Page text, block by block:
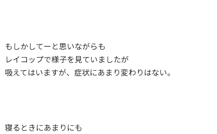
もしかしてーと思いながらも
レイコップで様子を見ていましたが
吸えてはいますが、症状にあまり変わりはない。
寝るときにあまりにも